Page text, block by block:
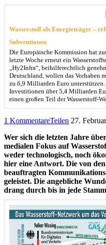
Wasserstoff als Energieträger –
Subventionen
Die Europäische Kommission hat
letzte Woche erneut ein
„Hy2Infra“, beihilferechtlich
Deutschland, wollen das
zu 6,9 Milliarden Euro
Investitionen über 5,4 Milliarden
einen großen Teil der Wasserstoff-
1 KommentareTeilen 27.
Wer sich die letzten Jahre
medialen Fokus auf
weder technologisch, noch
hier eine Antwort. Die von
beauftragten
geleistet. Die angebliche
drang durch bis in jede